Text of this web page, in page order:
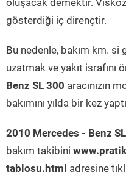
oluşacak demektir.
gösterdiği iç dirençtir.
Bu nedenle, bakım km.
uzatmak ve yakıt israfını
Benz SL 300 aracınızın
bakımını yılda bir kez
2010 Mercedes - Benz
bakım takibini
tablosu.html adresine